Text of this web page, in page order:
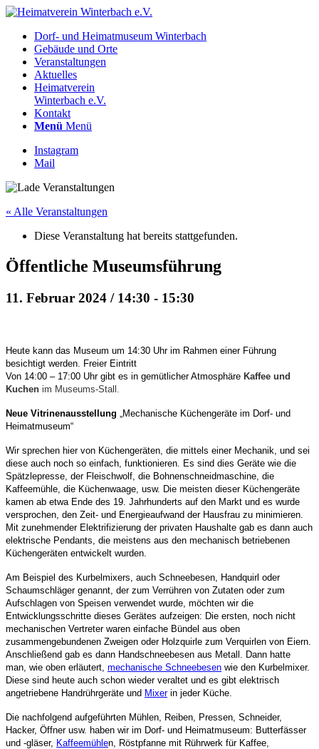
Dorf- und Heimatmuseum Winterbach
Gebäude und Orte
Veranstaltungen
Aktuelles
Heimatverein
Winterbach e.V.
Kontakt
Menü Menü
Instagram
Mail
« Alle Veranstaltungen
Diese Veranstaltung hat bereits stattgefunden.
Öffentliche Museumsführung
11. Februar 2024 / 14:30 - 15:30
Heute kann das Museum um 14:30 Uhr im Rahmen einer Führung
besichtigt werden. Freier Eintritt
Von 14:00 – 17:00 Uhr gibt es in gemütlicher Atmosphäre Kaffee und
Kuchen im Museums-Stall.
Neue Vitrinenausstellung „Mechanische Küchengeräte im Dorf- und
Heimatmuseum“
Wir sprechen hier von Küchengeräten, die mittels einer Mechanik, und sei
diese auch noch so einfach, funktionieren. Es sind dies Geräte wie die
Spätzlepresse, der Fleischwolf, die Bohnenschneidmaschine, die
Kaffeemühle, die Küchenwaage, usw. Die meisten dieser Küchengeräte
kamen ab etwa Ende des 19. Jahrhunderts auf den Markt und es wurde
versprochen, den Zeit- und Energieaufwand der Hausfrau zu minimieren.
Mit zunehmender Elektrifizierung der privaten Haushalte gab es dann auch
elektrische Pendants, die meistens aus den mechanisch betriebenen
Küchengeräten entwickelt wurden.
Am Beispiel des Kurbelmixers, auch Schneebesen, Handquirl oder
Schaumschläger genannt, der zum Verrühren von Zutaten oder zum
Aufschlagen von Speisen verwendet wurde, möchten wir die
Entwicklungsschritte dieses Gerätes aufzeigen: Die ersten, noch nicht
mechanischen Vertreter waren einfache Bündel aus oben
zusammengebundenen Zweigen oder Holzquirle zum Verquirlen von Eiern.
Anschließend gab es dann Handschneebesen aus Metall. Dann hatte
man, wie oben erläutert, mechanische Schneebesen wie den Kurbelmixer.
Diese sind heute auch schon wieder veraltet und es gibt elektrisch
angetriebene Handrührgeräte und Mixer in jeder Küche.
Die nachfolgend aufgeführten Mühlen, Reiben, Pressen, Schneider,
Hacker, Öffner usw. haben wir im Dorf- und Heimatmuseum: Butterfässer
und -gläser, Kaffeemühlen , Röstpfanne mit Rührwerk für Kaffee,